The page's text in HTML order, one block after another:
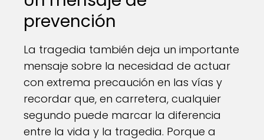
prevención
La tragedia también deja un importante
mensaje sobre la necesidad de actuar
con extrema precaución en las vías y
recordar que, en carretera, cualquier
segundo puede marcar la diferencia
entre la vida y la tragedia. Porque a